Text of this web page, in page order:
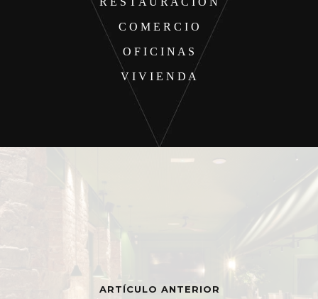
C O M E R C I O
O F I C I N A S
V I V I E N D A
ARTÍCULO ANTERIOR